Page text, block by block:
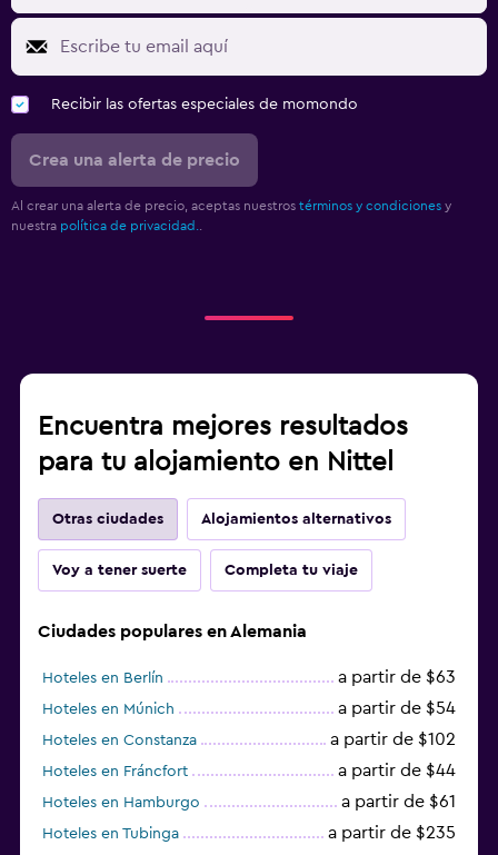
Recibir las ofertas especiales de momondo
Crea una alerta de precio
Al crear una alerta de precio, aceptas nuestros términos y condiciones y
nuestra política de privacidad.
Encuentra mejores resultados
para tu alojamiento en Nittel
Otras ciudades Alojamientos alternativos
Voy a tener suerte Completa tu viaje
Ciudades populares en Alemania
Hoteles en Berlín a partir de $63
Hoteles en Múnich a partir de $54
Hoteles en Constanza a partir de $102
Hoteles en Fráncfort a partir de $44
Hoteles en Hamburgo a partir de $61
Hoteles en Tubinga a partir de $235